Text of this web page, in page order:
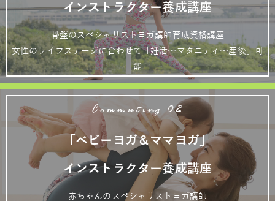
インストラクター養成講座
骨盤のスペシャリストヨガ講師育成資格講座
女性のライフステージに合わせて「妊活～マタニティ～産後」可
能
Commuting 02
「ベビーヨガ＆ママヨガ」
インストラクター養成講座
赤ちゃんのスペシャリストヨガ講師